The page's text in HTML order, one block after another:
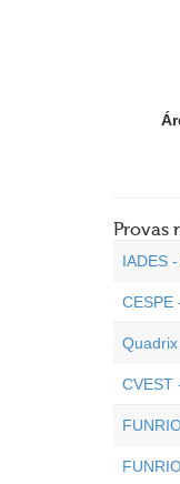
Provas
IADES
CESPE
CVEST